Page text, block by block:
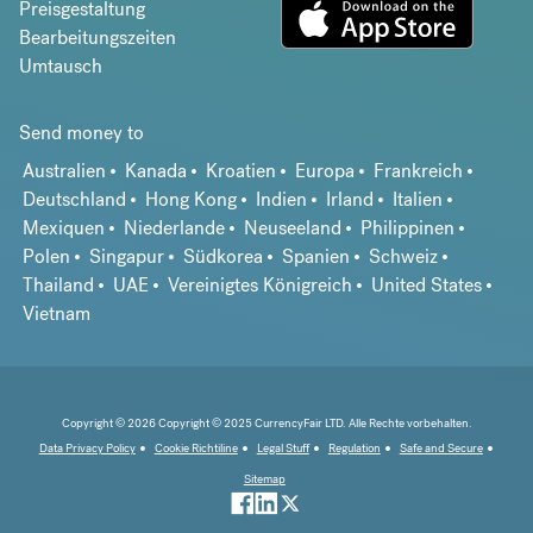
Preisgestaltung
Bearbeitungszeiten
Umtausch
Send money to
Australien
Kanada Kroatien Europa
Frankreich
Deutschland
Hong Kong Indien Irland
Italien
Mexiquen
Niederlande Neuseeland
Philippinen
Polen
Singapur Südkorea Spanien
Schweiz
Thailand
UAE Vereinigtes Königreich
United States
Vietnam
Copyright © 2026 Copyright © 2025 CurrencyFair LTD. Alle Rechte vorbehalten.
Data Privacy Policy
Cookie Richtiline Legal Stuff Regulation
Safe and Secure
Sitemap